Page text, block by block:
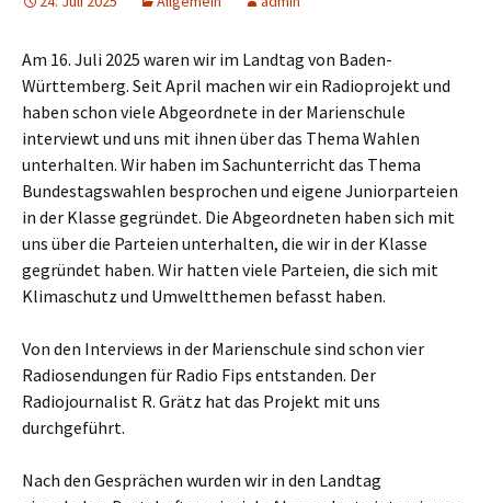
Am 16. Juli 2025 waren wir im Landtag von Baden-
Württemberg. Seit April machen wir ein Radioprojekt und
haben schon viele Abgeordnete in der Marienschule
interviewt und uns mit ihnen über das Thema Wahlen
unterhalten. Wir haben im Sachunterricht das Thema
Bundestagswahlen besprochen und eigene Juniorparteien
in der Klasse gegründet. Die Abgeordneten haben sich mit
uns über die Parteien unterhalten, die wir in der Klasse
gegründet haben. Wir hatten viele Parteien, die sich mit
Klimaschutz und Umweltthemen befasst haben.
Von den Interviews in der Marienschule sind schon vier
Radiosendungen für Radio Fips entstanden. Der
Radiojournalist R. Grätz hat das Projekt mit uns
durchgeführt.
Nach den Gesprächen wurden wir in den Landtag